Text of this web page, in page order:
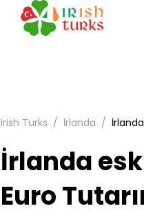
Irish Turks İrlanda
İrlanda
Euro